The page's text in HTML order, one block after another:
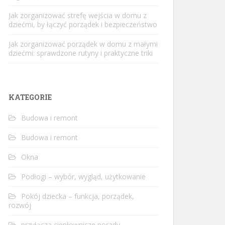
Jak zorganizować strefę wejścia w domu z
dziećmi, by łączyć porządek i bezpieczeństwo
Jak zorganizować porządek w domu z małymi
dziećmi: sprawdzone rutyny i praktyczne triki
KATEGORIE
Budowa i remont
Budowa i remont
Okna
Podłogi – wybór, wygląd, użytkowanie
Pokój dziecka – funkcja, porządek,
rozwój